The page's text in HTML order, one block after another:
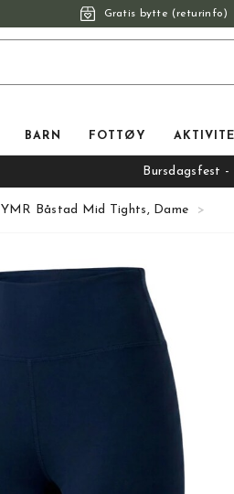
Gratis bytte (returinfo)
BARN FOTTØY
Bursdagsfest -
YMR Båstad Mid Tights, Dame